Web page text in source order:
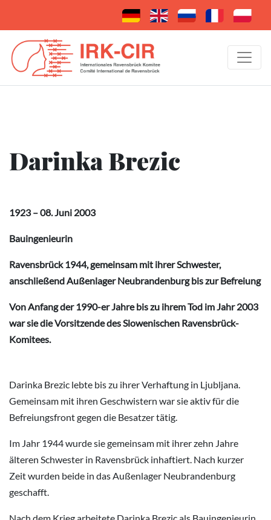
Darinka Brezic
1923 – 08. Juni 2003
Bauingenieurin
Ravensbrück 1944, gemeinsam mit ihrer Schwester,
anschließend Außenlager Neubrandenburg bis zur Befreiung
Von Anfang der 1990-er Jahre bis zu ihrem Tod im Jahr 2003
war sie die Vorsitzende des Slowenischen Ravensbrück-
Komitees.
Darinka Brezic lebte bis zu ihrer Verhaftung in Ljubljana.
Gemeinsam mit ihren Geschwistern war sie aktiv für die
Befreiungsfront gegen die Besatzer tätig.
Im Jahr 1944 wurde sie gemeinsam mit ihrer zehn Jahre
älteren Schwester in Ravensbrück inhaftiert. Nach kurzer
Zeit wurden beide in das Außenlager Neubrandenburg
geschafft.